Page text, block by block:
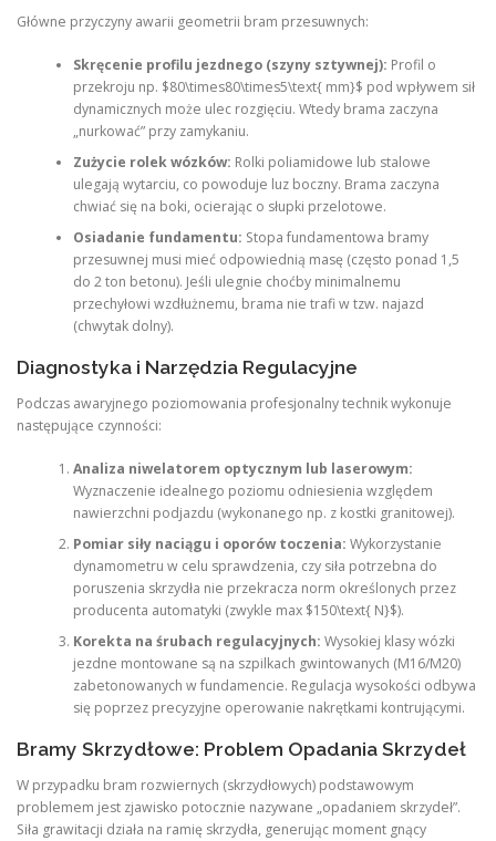
Główne przyczyny awarii geometrii bram przesuwnych:
Skręcenie profilu jezdnego (szyny sztywnej): Profil o
przekroju np. $80\times80\times5\text{ mm}$ pod wpływem sił
dynamicznych może ulec rozgięciu. Wtedy brama zaczyna
„nurkować” przy zamykaniu.
Zużycie rolek wózków: Rolki poliamidowe lub stalowe
ulegają wytarciu, co powoduje luz boczny. Brama zaczyna
chwiać się na boki, ocierając o słupki przelotowe.
Osiadanie fundamentu: Stopa fundamentowa bramy
przesuwnej musi mieć odpowiednią masę (często ponad 1,5
do 2 ton betonu). Jeśli ulegnie choćby minimalnemu
przechyłowi wzdłużnemu, brama nie trafi w tzw. najazd
(chwytak dolny).
Diagnostyka i Narzędzia Regulacyjne
Podczas awaryjnego poziomowania profesjonalny technik wykonuje
następujące czynności:
Analiza niwelatorem optycznym lub laserowym:
Wyznaczenie idealnego poziomu odniesienia względem
nawierzchni podjazdu (wykonanego np. z kostki granitowej).
Pomiar siły naciągu i oporów toczenia: Wykorzystanie
dynamometru w celu sprawdzenia, czy siła potrzebna do
poruszenia skrzydła nie przekracza norm określonych przez
producenta automatyki (zwykle max $150\text{ N}$).
Korekta na śrubach regulacyjnych: Wysokiej klasy wózki
jezdne montowane są na szpilkach gwintowanych (M16/M20)
zabetonowanych w fundamencie. Regulacja wysokości odbywa
się poprzez precyzyjne operowanie nakrętkami kontrującymi.
Bramy Skrzydłowe: Problem Opadania Skrzydeł
W przypadku bram rozwiernych (skrzydłowych) podstawowym
problemem jest zjawisko potocznie nazywane „opadaniem skrzydeł”.
Siła grawitacji działa na ramię skrzydła, generując moment gnący